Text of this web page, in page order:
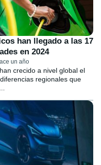
han llegado a las 17
en 2024
un año
crecido a nivel global el
regionales que